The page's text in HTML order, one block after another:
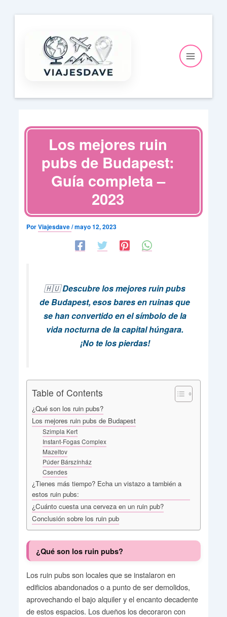
contenido
Los mejores ruin
pubs de Budapest:
Guía completa –
2023
PorViajesdave/mayo 12, 2023
🇭🇺Descubre los mejores ruin pubs
de Budapest, esos bares en ruinas que
se han convertido en el símbolo de la
vida nocturna de la capital húngara.
¡No te los pierdas!
Table of Contents
¿Qué son los ruin pubs?
Los mejores ruin pubs de Budapest
Szimpla Kert
Instant-Fogas Complex
Mazeltov
Púder Bárszínház
Csendes
¿Tienes más tiempo? Echa un vistazo a también a
estos ruin pubs:
¿Cuánto cuesta una cerveza en un ruin pub?
Conclusión sobre los ruin pub
¿Qué son los ruin pubs?
Los ruin pubs son locales que se instalaron en
edificios abandonados o a punto de ser demolidos,
aprovechando el bajo alquiler y el encanto decadente
de estos espacios. Los dueños los decoraron con